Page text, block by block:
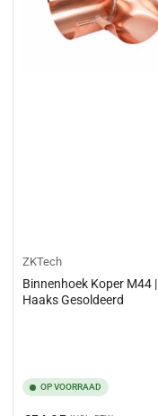
ZKTech
Binnenhoek Koper M44 |
Haaks Gesoldeerd
OP VOORRAAD